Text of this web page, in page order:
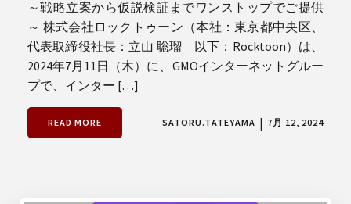
～戦略立案から仮説検証までワンストップでご提供
～ 株式会社ロックトゥーン（本社：東京都中央区、
代表取締役社長：立山 聡瑠 以下：Rocktoon）は、
2024年7月11日（木）に、GMOインターネットグルー
プで、インター […]
READ MORE SATORU.TATEYAMA | 7月 12, 2024